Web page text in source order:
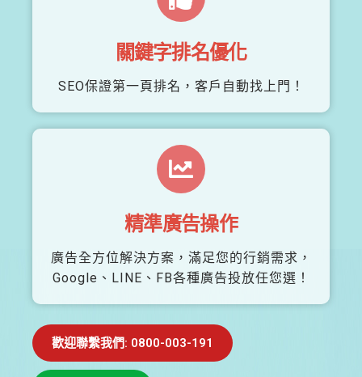
關鍵字排名優化
SEO保證第一頁排名，客戶自動找上門！
精準廣告操作
廣告全方位解決方案，滿足您的行銷需求，
Google、LINE、FB各種廣告投放任您選！
歡迎聯繫我們: 0800-003-191